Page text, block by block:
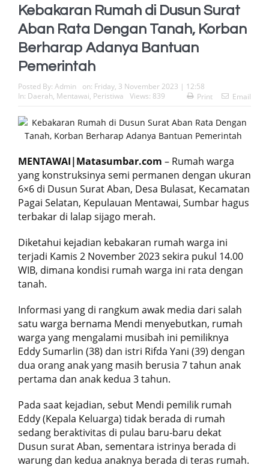
Kebakaran Rumah di Dusun Surat
Aban Rata Dengan Tanah, Korban
Berharap Adanya Bantuan
Pemerintah
Posted By: Admin on: Friday, 3 November 2023 | 12:58
In: Daerah, Mentawai, Peristiwa Views: 839 Print Email
MENTAWAI|Matasumbar.com – Rumah warga
yang konstruksinya semi permanen dengan ukuran
6×6 di Dusun Surat Aban, Desa Bulasat, Kecamatan
Pagai Selatan, Kepulauan Mentawai, Sumbar hagus
terbakar di lalap sijago merah.
Diketahui kejadian kebakaran rumah warga ini
terjadi Kamis 2 November 2023 sekira pukul 14.00
WIB, dimana kondisi rumah warga ini rata dengan
tanah.
Informasi yang di rangkum awak media dari salah
satu warga bernama Mendi menyebutkan, rumah
warga yang mengalami musibah ini pemiliknya
Eddy Sumarlin (38) dan istri Rifda Yani (39) dengan
dua orang anak yang masih berusia 7 tahun anak
pertama dan anak kedua 3 tahun.
Pada saat kejadian, sebut Mendi pemilik rumah
Eddy (Kepala Keluarga) tidak berada di rumah
sedang beraktivitas di pulau baru-baru dekat
Dusun surat Aban, sementara istrinya berada di
warung dan kedua anaknya berada di teras rumah.